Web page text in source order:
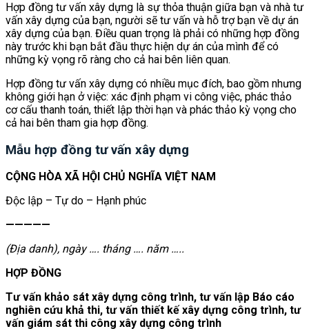
Hợp đồng tư vấn xây dựng là sự thỏa thuận giữa bạn và nhà tư
vấn xây dựng của bạn, người sẽ tư vấn và hỗ trợ bạn về dự án
xây dựng của bạn. Điều quan trọng là phải có những hợp đồng
này trước khi bạn bắt đầu thực hiện dự án của mình để có
những kỳ vọng rõ ràng cho cả hai bên liên quan.
Hợp đồng tư vấn xây dựng có nhiều mục đích, bao gồm nhưng
không giới hạn ở việc: xác định phạm vi công việc, phác thảo
cơ cấu thanh toán, thiết lập thời hạn và phác thảo kỳ vọng cho
cả hai bên tham gia hợp đồng.
Mẫu hợp đồng tư vấn xây dựng
CỘNG HÒA XÃ HỘI CHỦ NGHĨA VIỆT NAM
Độc lập – Tự do – Hạnh phúc
—————
(Địa danh), ngày …. tháng …. năm …..
HỢP ĐỒNG
Tư vấn khảo sát xây dựng công trình, tư vấn lập Báo cáo
nghiên cứu khả thi, tư vấn thiết kế xây dựng công trình, tư
vấn giám sát thi công xây dựng công trình